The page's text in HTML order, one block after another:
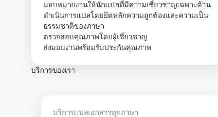
มอบหมายงานให้นักแปลที่มีความเชี่ยวชาญเฉพาะด้าน
ดำเนินการแปลโดยยึดหลักความถูกต้องและความเป็น
ธรรมชาติของภาษา
ตรวจสอบคุณภาพโดยผู้เชี่ยวชาญ
ส่งมอบงานพร้อมรับประกันคุณภาพ
บริการของเรา
บริการแปลเอกสารทุกภาษา